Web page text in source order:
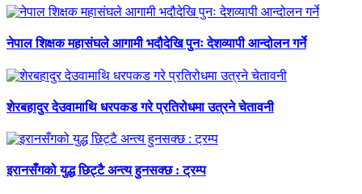
नेपाल शिक्षक महासंघले आगामी भदौदेखि पुनः देशव्यापी आन्दोलन गर्ने
शेरबहादुर देउवामाथि धरपकड गरे प्रतिरोधमा उत्रने चेतावनी
इरानसँगको युद्ध छिट्टै अन्त्य हुनसक्छ : ट्रम्प